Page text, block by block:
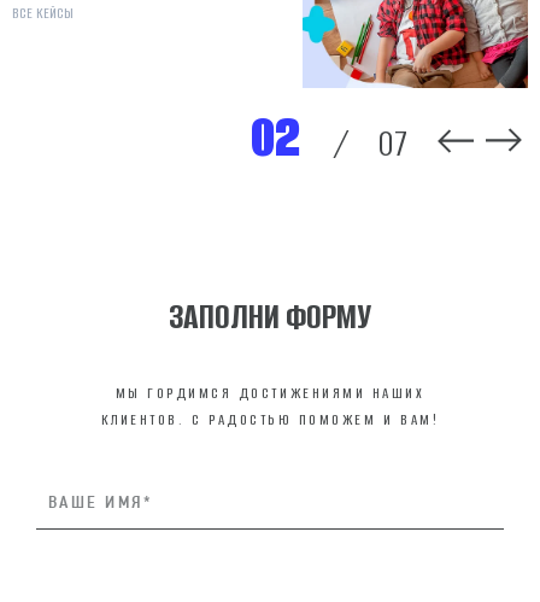
ВСЕ КЕЙСЫ
ВСЕ КЕЙСЫ
ВСЕ КЕЙСЫ
ВСЕ КЕЙСЫ
ВСЕ КЕЙСЫ
ВСЕ КЕЙСЫ
02 / 07
ЗАПОЛНИ ФОРМУ
МЫ ГОРДИМСЯ ДОСТИЖЕНИЯМИ НАШИХ
КЛИЕНТОВ. С РАДОСТЬЮ ПОМОЖЕМ И ВАМ!